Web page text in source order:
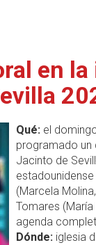
en la
Qué:el
programado un
Jacinto de
(Marcela
Tomares (María
agenda
Dónde:iglesia